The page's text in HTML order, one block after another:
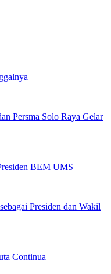
Persma Solo Raya Gelar
BEM UMS
Presiden dan Wakil
Continua